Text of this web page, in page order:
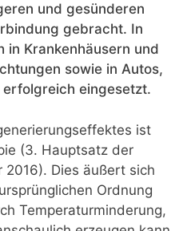
und gesünderen
gebracht. In
in Krankenhäusern und
sowie in Autos,
eingesetzt.
ist
(3. Hauptsatz der
2016). Dies äußert sich
Ordnung
Temperaturminderung,